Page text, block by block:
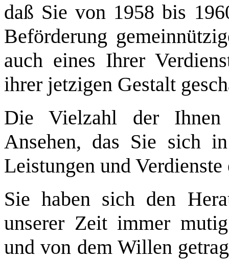
daß Sie von 1958 bis
Beförderung
auch eines Ihrer
ihrer jetzigen Gestalt
Die Vielzahl der Ihnen
Ansehen, das Sie sich
Leistungen und
Sie haben sich den
unserer Zeit immer
und von dem Willen